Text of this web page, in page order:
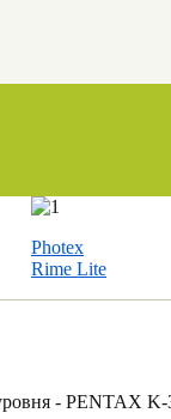
Photex
Rime Lite
- PENTAX K-